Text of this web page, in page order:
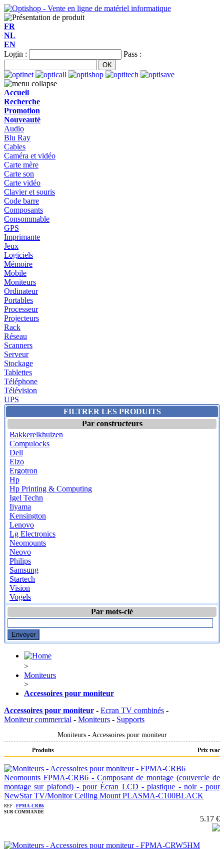
FR
NL
EN
Login :
Pass :
Accueil
Recherche
Promotion
Nouveauté
Audio
Blu Ray
Cables
Caméra et vidéo
Carte mère
Carte son
Carte vidéo
Clavier et souris
Code barre
Composants
Consommable
GPS
Imprimante
Jeux
Logiciels
Mémoire
Mobile
Moniteurs
Ordinateur
Portables
Processeur
Projecteurs
Rack
Réseau
Scanners
Serveur
Stockage
Tablettes
Téléphone
Télévision
UPS
FILTRER LES PRODUITS
Par constructeurs
Bakkerelkhuizen
Compulocks
Dell
Eizo
Ergotron
Hp
Hp Printing & Computing
Igel Techn
Iiyama
Kensington
Lenovo
Lg Electronics
Neomounts
Neovo
Philips
Samsung
Startech
Vision
Vogels
Par mots-clé
>
Moniteurs
>
Accessoires pour moniteur
Accessoires pour moniteur - Ecran TV combinés -
Moniteur commercial - Moniteurs - Supports
Moniteurs - Accessoires pour moniteur
Produits Prix tvac
Neomounts FPMA-CRB6 - Composant de montage (couvercle de
montage sur plafond) - pour Écran LCD - plastique - noir - pour
NewStar TV/Monitor Ceiling Mount PLASMA-C100BLACK
REF : FPMA-CRB6
SUR COMMANDE
5.17 €